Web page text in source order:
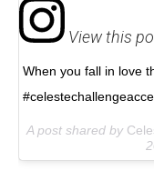
View this
When you fall in love
A post shared by